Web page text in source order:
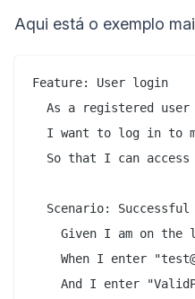
Aqui está o exemplo
Feature: User login
  As a registered user
I want to log in to
So that I can access
Scenario: Successful
Given I am on the
When I enter
And I enter